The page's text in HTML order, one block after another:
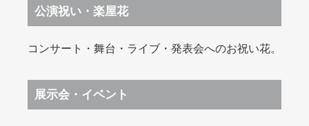
公演祝い・楽屋花
コンサート・舞台・ライブ・発表会へのお祝い花。
展示会・イベント